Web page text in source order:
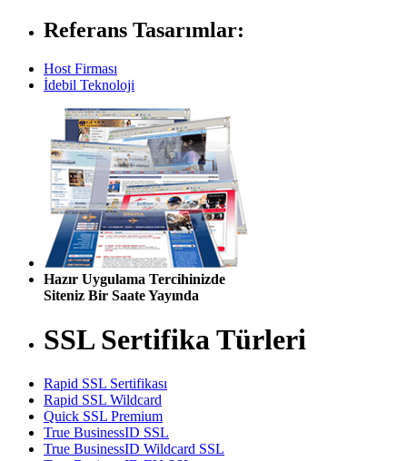
Referans Tasarımlar:
Host Firması
İdebil Teknoloji
Hazır Uygulama Tercihinizde
Siteniz Bir Saate Yayında
SSL Sertifika Türleri
Rapid SSL Sertifikası
Rapid SSL Wildcard
Quick SSL Premium
True BusinessID SSL
True BusinessID Wildcard SSL